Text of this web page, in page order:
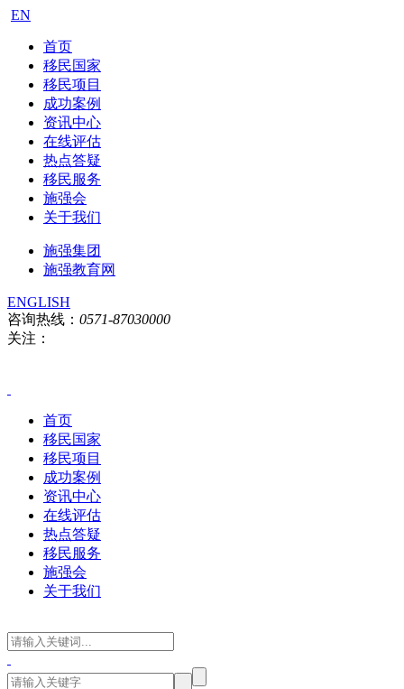
EN
首页
移民国家
移民项目
成功案例
资讯中心
在线评估
热点答疑
移民服务
施强会
关于我们
施强集团
施强教育网
ENGLISH
咨询热线： 0571-87030000
关注：
首页
移民国家
移民项目
成功案例
资讯中心
在线评估
热点答疑
移民服务
施强会
关于我们